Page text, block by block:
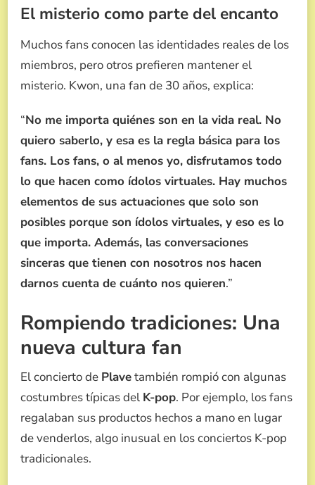
El misterio como parte del encanto
Muchos fans conocen las identidades reales de los
miembros, pero otros prefieren mantener el
misterio. Kwon, una fan de 30 años, explica:
“No me importa quiénes son en la vida real. No
quiero saberlo, y esa es la regla básica para los
fans. Los fans, o al menos yo, disfrutamos todo
lo que hacen como ídolos virtuales. Hay muchos
elementos de sus actuaciones que solo son
posibles porque son ídolos virtuales, y eso es lo
que importa. Además, las conversaciones
sinceras que tienen con nosotros nos hacen
darnos cuenta de cuánto nos quieren.”
Rompiendo tradiciones: Una
nueva cultura fan
El concierto de Plavetambién rompió con algunas
costumbres típicas del K-pop. Por ejemplo, los fans
regalaban sus productos hechos a mano en lugar
de venderlos, algo inusual en los conciertos K-pop
tradicionales.